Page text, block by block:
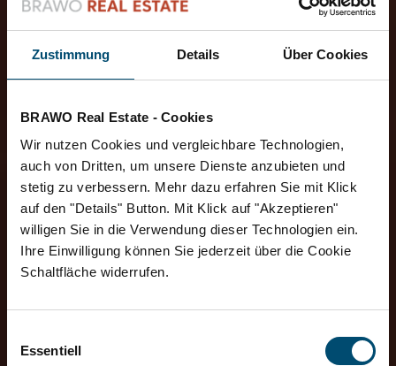
Zustimmung Details Über Cookies
BRAWO Real Estate - Cookies
Wir nutzen Cookies und vergleichbare Technologien,
auch von Dritten, um unsere Dienste anzubieten und
stetig zu verbessern. Mehr dazu erfahren Sie mit Klick
auf den "Details" Button. Mit Klick auf "Akzeptieren"
willigen Sie in die Verwendung dieser Technologien ein.
Ihre Einwilligung können Sie jederzeit über die Cookie
Schaltfläche widerrufen.
Essentiell